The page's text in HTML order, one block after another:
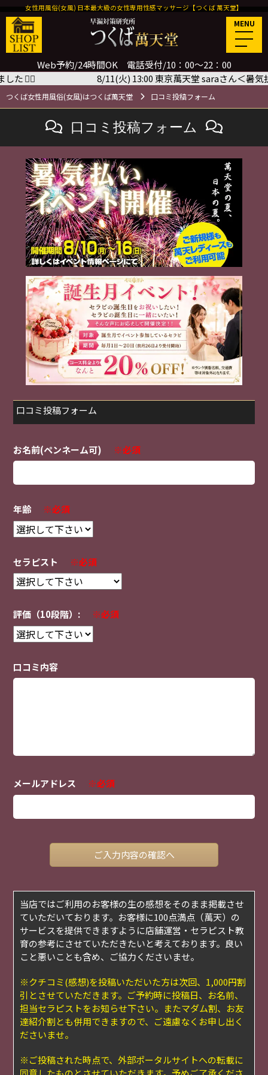
Web予約/24時間OK 電話受付/10：00～22：00
女性用風俗(女風) 日本最大級の女性専用性感マッサージ【つくば 萬天堂】
MENU
つくば女性用風俗(女風)はつくば萬天堂 口コミ投稿フォーム
8/11(火) 13:00 東京萬天堂 saraさん＜暑気払いイベン
口コミ投稿フォーム
口コミ投稿フォーム
お名前(ペンネーム可) ※必須
年齢 ※必須
セラピスト ※必須
評価（10段階）: ※必須
口コミ内容
メールアドレス ※必須
当店ではご利用のお客様の生の感想をそのまま掲載させ
ていただいております。お客様に100点満点（萬天）の
サービスを提供できますように店舗運営・セラピスト教
育の参考にさせていただきたいと考えております。良い
こと悪いことも含め、ご協力くださいませ。
※クチコミ(感想)を投稿いただいた方は次回、1,000円割
引とさせていただきます。ご予約時に投稿日、お名前、
担当セラピストをお知らせ下さい。またマダム割、お友
達紹介割とも併用できますので、ご遠慮なくお申し出く
ださいませ。
※ご投稿された時点で、外部ポータルサイトへの転載に